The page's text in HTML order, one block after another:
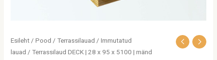
Esileht /Pood /Terrassilauad /Immutatud
lauad / Terrassilaud DECK | 28 x 95 x 5100 | mänd
mänd
kogus